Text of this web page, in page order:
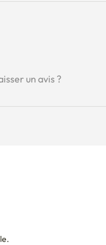
un avis ?